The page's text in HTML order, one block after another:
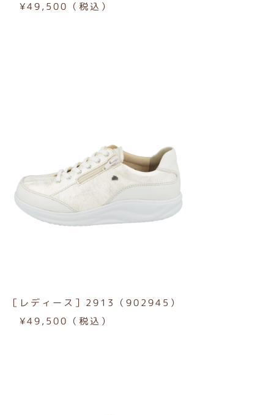
¥49,500（税込）
［レディース］2913（902945）
¥49,500（税込）